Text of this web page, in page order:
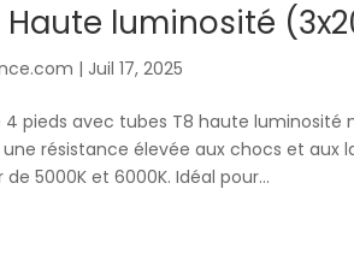
luminosité
| Juil 17, 2025
pieds avec tubes T8 haute luminosité
résistance élevée aux chocs et aux
5000K et 6000K. Idéal pour...